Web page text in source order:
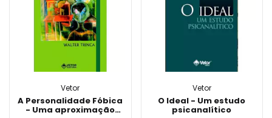
Vetor
A Personalidade Fóbica
- Uma aproximação
Vetor
O Ideal - Um estudo
psicanalítico